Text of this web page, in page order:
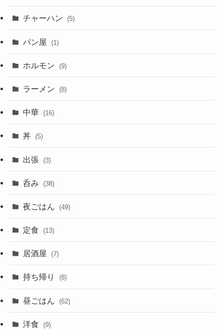
チャーハン (5)
パン屋 (1)
ホルモン (9)
ラーメン (8)
中華 (16)
丼 (5)
出張 (3)
呑み (38)
夜ごはん (49)
定食 (13)
居酒屋 (7)
持ち帰り (8)
昼ごはん (62)
洋食 (9)